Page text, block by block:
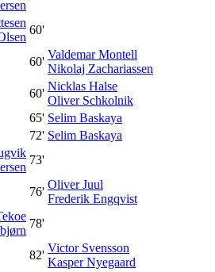
60'
60'
Valdemar Montell
Nikolaj Zachariassen
60'
Nicklas Halse
Oliver Schkolnik
65' Selim Baskaya
72' Selim Baskaya
73'
76'
Oliver Juul
Frederik Engqvist
78'
82'
Victor Svensson
Kasper Nyegaard